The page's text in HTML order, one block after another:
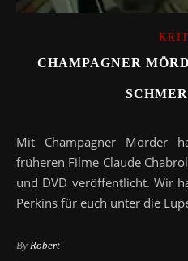
CHAMPAGNER
Mit Champagner Mörder hat Koch Media einen der
früheren Filme Claude
und DVD veröffentlicht. Wir
Perkins für euch unter die
By Robert